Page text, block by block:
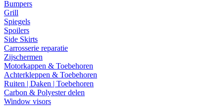
Bumpers
Grill
Spiegels
Spoilers
Side Skirts
Carrosserie reparatie
Zijschermen
Motorkappen & Toebehoren
Achterkleppen & Toebehoren
Ruiten | Daken | Toebehoren
Carbon & Polyester delen
Window visors